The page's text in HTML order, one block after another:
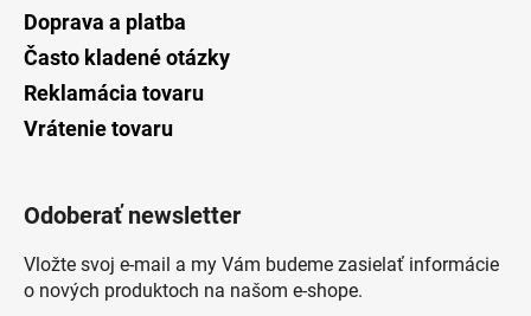
Doprava a platba
Často kladené otázky
Reklamácia tovaru
Vrátenie tovaru
Odoberať newsletter
Vložte svoj e-mail a my Vám budeme zasielať informácie
o nových produktoch na našom e-shope.